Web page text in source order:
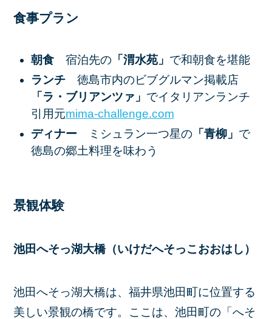
食事プラン
朝食 ​宿泊先の「渭水苑」 で和朝食を堪能​
ランチ 徳島市内のビブグルマン掲載店
「ラ・ブリアンツァ」 でイタリアンランチ
引用元​mima-challenge.com
ディナー
ミシュラン一つ星の「青柳」 で
徳島の郷土料理を味わう
景観体験
池田へそっ湖大橋（いけだへそっこおおはし）
池田へそっ湖大橋は、福井県池田町に位置する
美しい景観の橋です。ここは、池田町の「へそ